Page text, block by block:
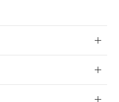
までの期間は出
ことから備考
庫切替を完了
とがない限
愛しておりま